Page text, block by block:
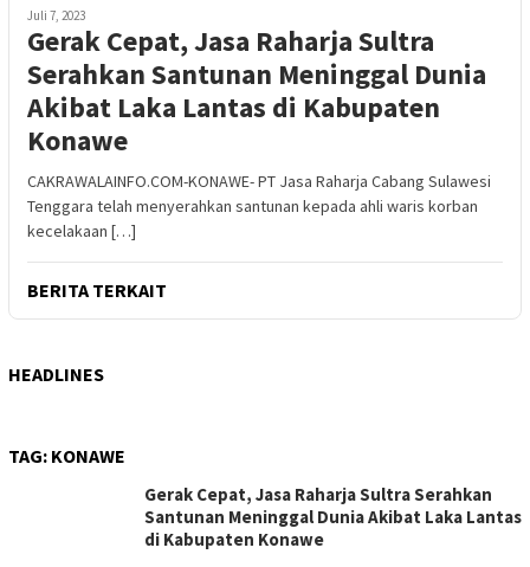
Juli 7, 2023
Gerak Cepat, Jasa Raharja Sultra
Serahkan Santunan Meninggal Dunia
Akibat Laka Lantas di Kabupaten
Konawe
CAKRAWALAINFO.COM-KONAWE- PT Jasa Raharja Cabang Sulawesi
Tenggara telah menyerahkan santunan kepada ahli waris korban
kecelakaan […]
BERITA TERKAIT
HEADLINES
TAG: KONAWE
Gerak Cepat, Jasa Raharja Sultra Serahkan
Santunan Meninggal Dunia Akibat Laka Lantas
di Kabupaten Konawe